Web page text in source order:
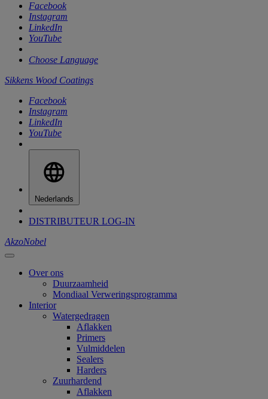
Facebook
Instagram
LinkedIn
YouTube
Choose Language
Sikkens Wood Coatings
Facebook
Instagram
LinkedIn
YouTube
Nederlands
DISTRIBUTEUR LOG-IN
AkzoNobel
Over ons
Duurzaamheid
Mondiaal Verweringsprogramma
Interior
Watergedragen
Aflakken
Primers
Vulmiddelen
Sealers
Harders
Zuurhardend
Aflakken